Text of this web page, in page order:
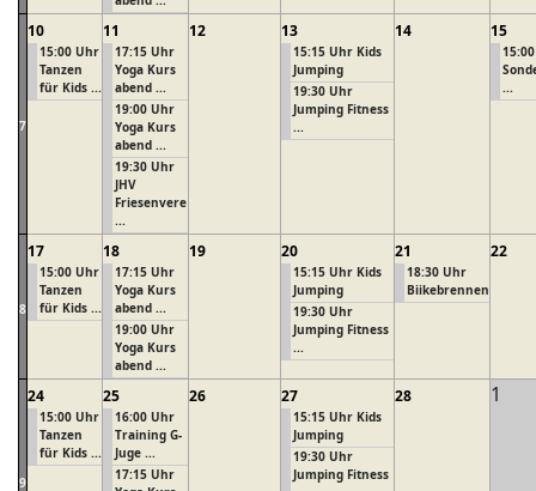
7
10
15:00 Uhr
Tanzen
für Kids ...
11
17:15 Uhr
Yoga Kurs
abend ...
19:00 Uhr
Yoga Kurs
abend ...
19:30 Uhr
JHV
Friesenvere
...
12 13
15:15 Uhr Kids
Jumping
19:30 Uhr
Jumping Fitness
...
14 15
...
8
17
15:00 Uhr
Tanzen
für Kids ...
18
17:15 Uhr
Yoga Kurs
abend ...
19:00 Uhr
Yoga Kurs
abend ...
19 20
15:15 Uhr Kids
Jumping
19:30 Uhr
Jumping Fitness
...
21
18:30 Uhr
Biikebrennen
22
9
24
15:00 Uhr
Tanzen
für Kids ...
25
16:00 Uhr
Training G-
Juge ...
17:15 Uhr
26 27
15:15 Uhr Kids
Jumping
19:30 Uhr
Jumping Fitness
28 1